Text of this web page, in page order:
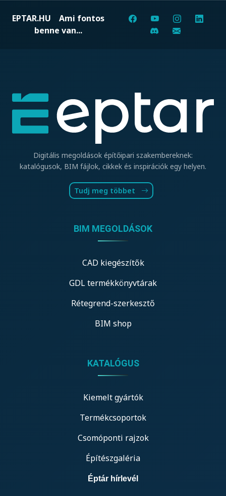
EPTAR.HU Ami fontos
benne van...
Digitális megoldások építőipari szakembereknek:
katalógusok, BIM fájlok, cikkek és inspirációk egy helyen.
Tudj meg többet
BIM MEGOLDÁSOK
CAD kiegészítők
GDL termékkönyvtárak
Rétegrend-szerkesztő
BIM shop
KATALÓGUS
Kiemelt gyártók
Termékcsoportok
Csomóponti rajzok
Építészgaléria
Éptár hírlevél